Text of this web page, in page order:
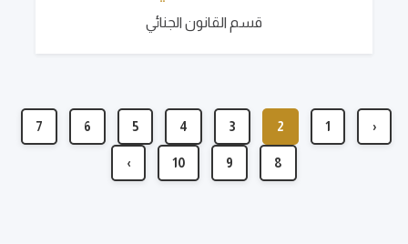
قسم القانون الجنائي
‹
1
2
3
4
5
6
7
8
9
10
›